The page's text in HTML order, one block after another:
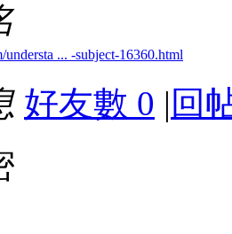
understa ... -subject-16360.html
好友數 0 | 回